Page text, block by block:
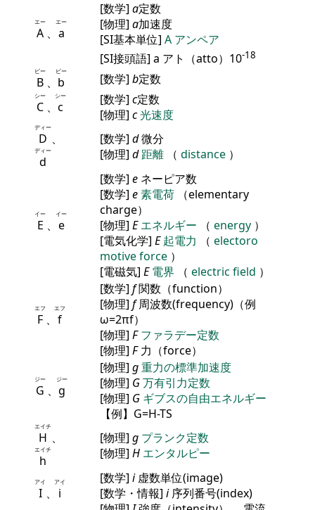
A
エー
、 a
エー
[数学] a定数
[物理] a加速度
[SI基本単位] A アンペア
[SI接頭語] a アト（atto）10-18
B
ビー
、 b
ビー
[数学] b定数
C
シー
、 c
シー [数学] c定数
[物理] c光速度
D
ディー
、
d
ディー
[数学] d微分
[物理] d 距離 （ distance ）
E
イー
、 e
イー
[数学] e ネーピア数
[数学] e素電荷
（elementary
charge）
[物理] E エネルギー （ energy ）
[電気化学] E 起電力 （ electoro
motive force ）
[電磁気] E 電界 （ electric field ）
F
エフ
、 f
エフ
[数学] f関数（function）
[物理] f周波数(frequency)（例
ω=2πf）
[物理] F ファラデー定数
[物理] F力（force）
G
ジー
、 g
ジー
[物理] g重力の標準加速度
[物理] G万有引力定数
[物理] G ギブスの自由エネルギー
【例】G=H-TS
H
エイチ
、
h
エイチ
[物理] g プランク定数
[物理] H エンタルピー
I
アイ
、 i
アイ [数学] i虚数単位(image)
[数学・情報] i序列番号(index)